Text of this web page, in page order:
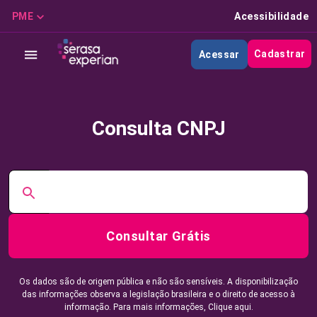
PME Acessibilidade
Acessar Cadastrar
Consulta CNPJ
Consultar Grátis
Os dados são de origem pública e não são sensíveis. A disponibilização
das informações observa a legislação brasileira e o direito de acesso à
informação. Para mais informações, Clique aqui.